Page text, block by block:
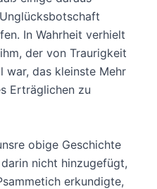
In Wahrheit verhielt
der von Traurigkeit
das kleinste Mehr
Erträglichen zu
obige Geschichte
nicht hinzugefügt,
erkundigte,